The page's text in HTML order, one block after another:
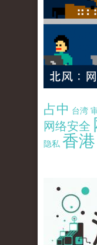
占中 台湾
网络安全
隐私 香港
pao-pao-